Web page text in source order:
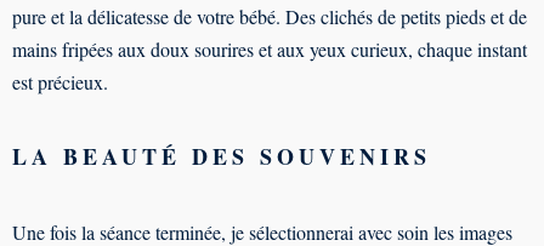
pure et la délicatesse de votre bébé. Des clichés de petits pieds et de
mains fripées aux doux sourires et aux yeux curieux, chaque instant
est précieux.
LA BEAUTÉ DES SOUVENIRS
Une fois la séance terminée, je sélectionnerai avec soin les images